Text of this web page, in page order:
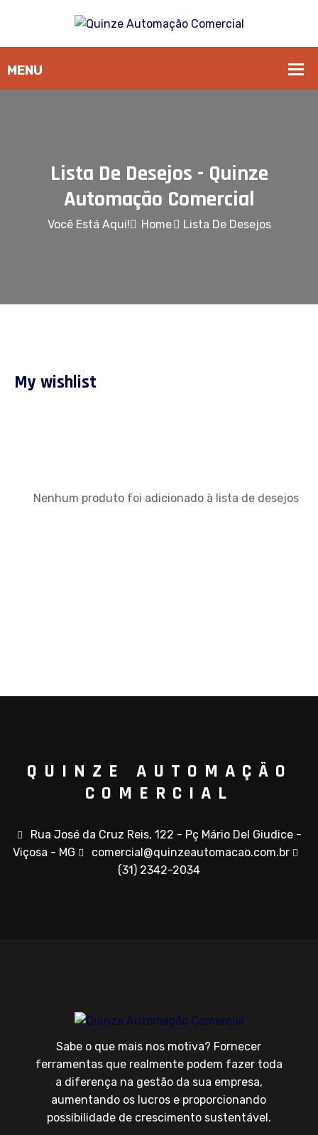
Lista De Desejos - Quinze
Automação Comercial
Você Está Aqui! Home Lista De Desejos
My wishlist
Nenhum produto foi adicionado à lista de desejos
QUINZE AUTOMAÇÃO
COMERCIAL
Rua José da Cruz Reis, 122 - Pç Mário Del Giudice -
Viçosa - MG
comercial@quinzeautomacao.com.br
(31) 2342-2034
Sabe o que mais nos motiva? Fornecer
ferramentas que realmente podem fazer toda
a diferença na gestão da sua empresa,
aumentando os lucros e proporcionando
possibilidade de crescimento sustentável.